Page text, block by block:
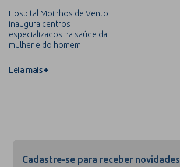
Hospital Moinhos de Vento
inaugura centros
especializados na saúde da
mulher e do homem
Leia mais +
Cadastre-se para receber novidades